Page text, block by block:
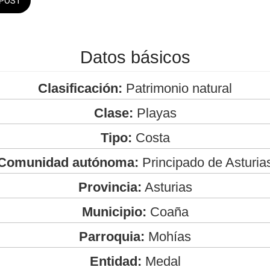
Datos básicos
Clasificación: Patrimonio natural
Clase: Playas
Tipo: Costa
autónoma: Principado de
Provincia: Asturias
Municipio: Coaña
Parroquia: Mohías
Entidad: Medal